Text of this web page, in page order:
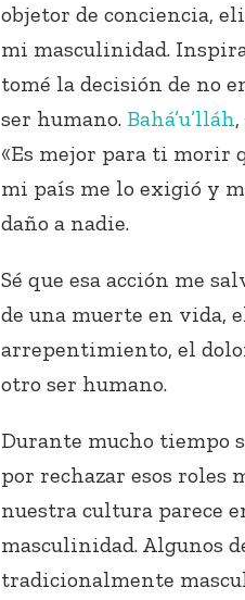
objetor de conciencia,
mi masculinidad.
tomé la decisión de no
ser humano. Bahá’u’lláh
«Es mejor para ti morir
mi país me lo exigió y
daño a nadie.
Sé que esa acción me
de una muerte en vida,
arrepentimiento, el
otro ser humano.
Durante mucho tiempo
por rechazar esos roles
nuestra cultura parece
masculinidad. Algunos
tradicionalmente